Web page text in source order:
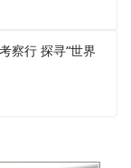
察行 探寻“世界